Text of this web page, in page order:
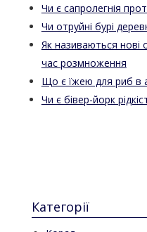
Чи є сапролегнія
Чи отруйні бурі
Як називаються нові
час розмноження
Що є їжею для риб в
Чи є бівер-йорк
Категорії